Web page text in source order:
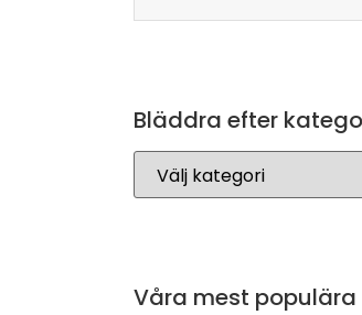
Bläddra efter
Våra mest